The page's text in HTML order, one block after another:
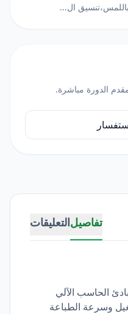
تفاصيلالتعليقات
الحاسب الآلي
وسرعة الطباعة
ال...
الدورة مباشرة.